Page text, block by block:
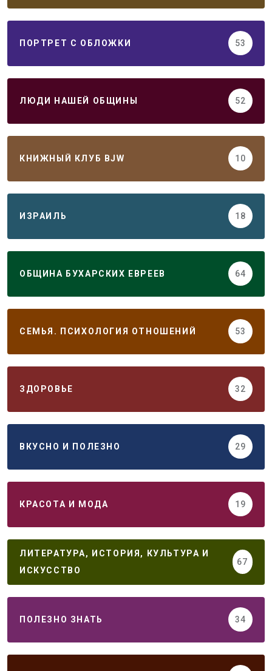
ПОРТРЕТ С ОБЛОЖКИ 53
ЛЮДИ НАШЕЙ ОБЩИНЫ 52
КНИЖНЫЙ КЛУБ BJW 10
ИЗРАИЛЬ 18
ОБЩИНА БУХАРСКИХ ЕВРЕЕВ 64
СЕМЬЯ. ПСИХОЛОГИЯ ОТНОШЕНИЙ 53
ЗДОРОВЬЕ 32
ВКУСНО И ПОЛЕЗНО 29
КРАСОТА И МОДА 19
ЛИТЕРАТУРА, ИСТОРИЯ, КУЛЬТУРА И
ИСКУССТВО
67
ПОЛЕЗНО ЗНАТЬ 34